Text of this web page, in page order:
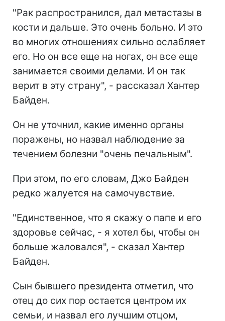
"Рак распространился, дал метастазы в
кости и дальше. Это очень больно. И это
во многих отношениях сильно ослабляет
его. Но он все еще на ногах, он все еще
занимается своими делами. И он так
верит в эту страну", - рассказал Хантер
Байден.
Он не уточнил, какие именно органы
поражены, но назвал наблюдение за
течением болезни "очень печальным".
При этом, по его словам, Джо Байден
редко жалуется на самочувствие.
"Единственное, что я скажу о папе и его
здоровье сейчас, - я хотел бы, чтобы он
больше жаловался", - сказал Хантер
Байден.
Сын бывшего президента отметил, что
отец до сих пор остается центром их
семьи, и назвал его лучшим отцом,